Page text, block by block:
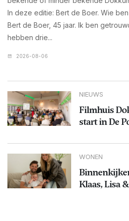
In deze editie: Bert de Boer. Wie
Bert de Boer, 45 jaar. Ik ben
hebben drie...
2026-08-06
NIEUWS
Filmhuis
start in De
WONEN
Klaas, Lisa